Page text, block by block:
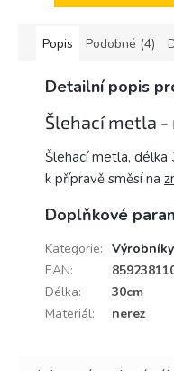
Popis Podobné (4)
Detailní popis
Šlehací metla -
Šlehací metla, délka
k přípravě směsí na
Doplňkové
Kategorie:
EAN:
Délka:
30cm
Materiál: nerez